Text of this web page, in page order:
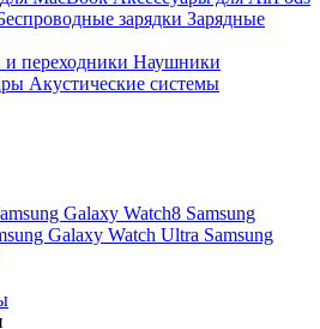
зарядки Зарядные
и переходники Наушники
Акустические системы
Galaxy Watch8 Samsung
Galaxy Watch Ultra Samsung